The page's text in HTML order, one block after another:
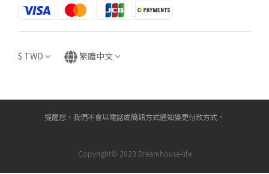
$ TWD 繁體中文
提醒您，我們不會以電話或簡訊方式通知變更付款方式。
Copyright© 2023 Dreamhouse-life